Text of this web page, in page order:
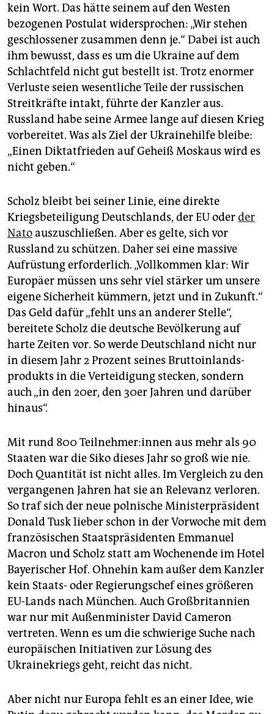
kein Wort. Das hätte seinem auf den Westen
bezogenen Postulat widersprochen: „Wir stehen
geschlossener zusammen denn je.“ Dabei ist auch
ihm bewusst, dass es um die Ukraine auf dem
Schlachtfeld nicht gut bestellt ist. Trotz enormer
Verluste seien wesentliche Teile der russischen
Streitkräfte intakt, führte der Kanzler aus.
Russland habe seine Armee lange auf diesen Krieg
vorbereitet. Was als Ziel der Ukrainehilfe bleibe:
„Einen Diktatfrieden auf Geheiß Moskaus wird es
nicht geben.“
Scholz bleibt bei seiner Linie, eine direkte
Kriegsbeteiligung Deutschlands, der EU oderder
Natoauszuschließen. Aber es gelte, sich vor
Russland zu schützen. Daher sei eine massive
Aufrüstung erforderlich. „Vollkommen klar: Wir
Europäer müssen uns sehr viel stärker um unsere
eigene Sicherheit kümmern, jetzt und in Zukunft.“
Das Geld dafür „fehlt uns an anderer Stelle“,
bereitete Scholz die deutsche Bevölkerung auf
harte Zeiten vor. So werde Deutschland nicht nur
in diesem Jahr 2 Prozent seines Bruttoinlands­
produkts in die Verteidigung stecken, sondern
auch „in den 20er, den 30er Jahren und darüber
hinaus“.
Mit rund 800 Teil­neh­me­r:in­nen aus mehr als 90
Staaten war die Siko dieses Jahr so groß wie nie.
Doch Quantität ist nicht alles. Im Vergleich zu den
vergangenen Jahren hat sie an Relevanz verloren.
So traf sich der neue polnische Ministerpräsident
Donald Tusk lieber schon in der Vorwoche mit dem
französischen Staatspräsidenten Emmanuel
Macron und Scholz statt am Wochenende im Hotel
Bayerischer Hof. Ohnehin kam außer dem Kanzler
kein Staats- oder Regierungschef eines größeren
EU-Lands nach München. Auch Großbritannien
war nur mit Außenminister David Cameron
vertreten. Wenn es um die schwierige Suche nach
europäischen Initiativen zur Lösung des
Ukrainekriegs geht, reicht das nicht.
Aber nicht nur Europa fehlt es an einer Idee, wie